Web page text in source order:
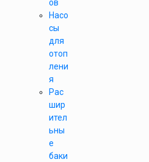
ов
Насо
сы
для
отоп
лени
я
Рас
шир
ител
ьны
е
баки